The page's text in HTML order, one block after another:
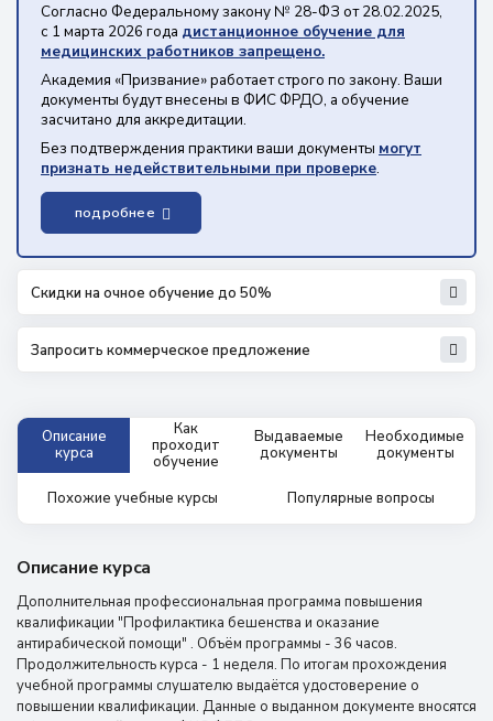
Согласно Федеральному закону № 28-ФЗ от 28.02.2025,
с 1 марта 2026 года дистанционное обучение для
медицинских работников запрещено.
Академия «Призвание» работает строго по закону. Ваши
документы будут внесены в ФИС ФРДО, а обучение
засчитано для аккредитации.
Без подтверждения практики ваши документы могут
признать недействительными при проверке.
подробнее
Скидки на очное обучение до 50%
Запросить коммерческое предложение
Описание
курса
Как
проходит
обучение
Выдаваемые
документы
Необходимые
документы
Похожие учебные курсы Популярные вопросы
Описание курса
Дополнительная профессиональная программа повышения
квалификации "Профилактика бешенства и оказание
антирабической помощи" . Объём программы - 36 часов.
Продолжительность курса - 1 неделя. По итогам прохождения
учебной программы слушателю выдаётся удостоверение о
повышении квалификации. Данные о выданном документе вносятся